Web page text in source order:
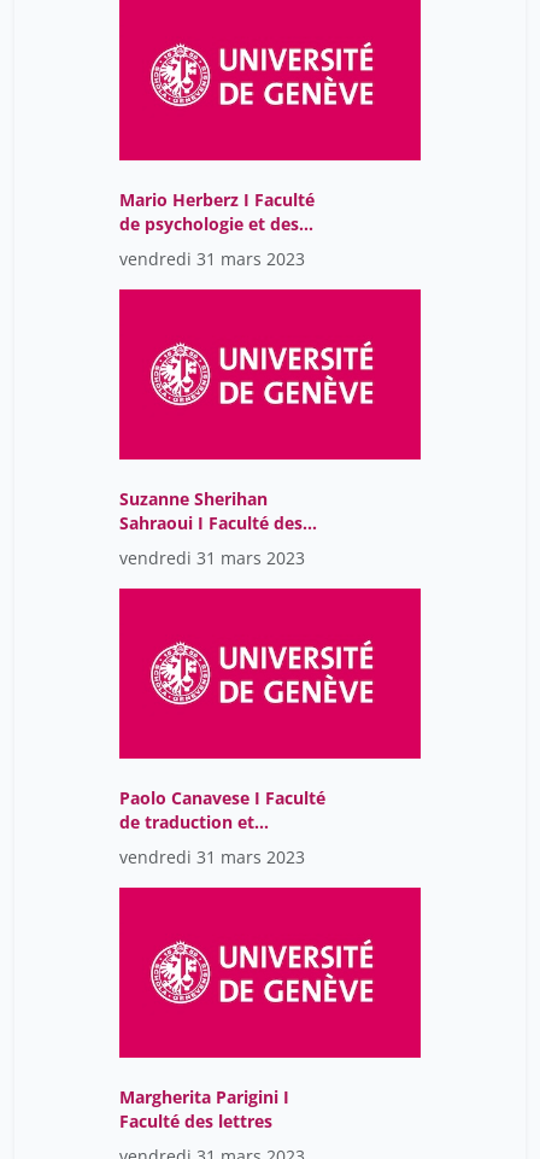
Mario Herberz I Faculté
de psychologie et des
sciences de l'éducation
vendredi 31 mars 2023
Suzanne Sherihan
Sahraoui I Faculté des
sciences
vendredi 31 mars 2023
Paolo Canavese I Faculté
de traduction et
d'interprétation 2 weeks
ago
vendredi 31 mars 2023
Margherita Parigini I
Faculté des lettres